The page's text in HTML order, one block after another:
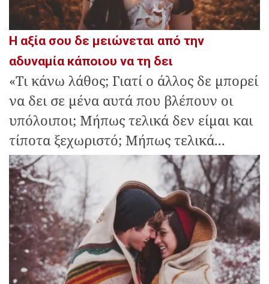
Η αξία σου δε μειώνεται από την
αδυναμία κάποιου να τη δει
«Τι κάνω λάθος; Γιατί ο άλλος δε μπορεί
να δει σε μένα αυτά που βλέπουν οι
υπόλοιποι; Μήπως τελικά δεν είμαι και
τίποτα ξεχωριστό; Μήπως τελικά...